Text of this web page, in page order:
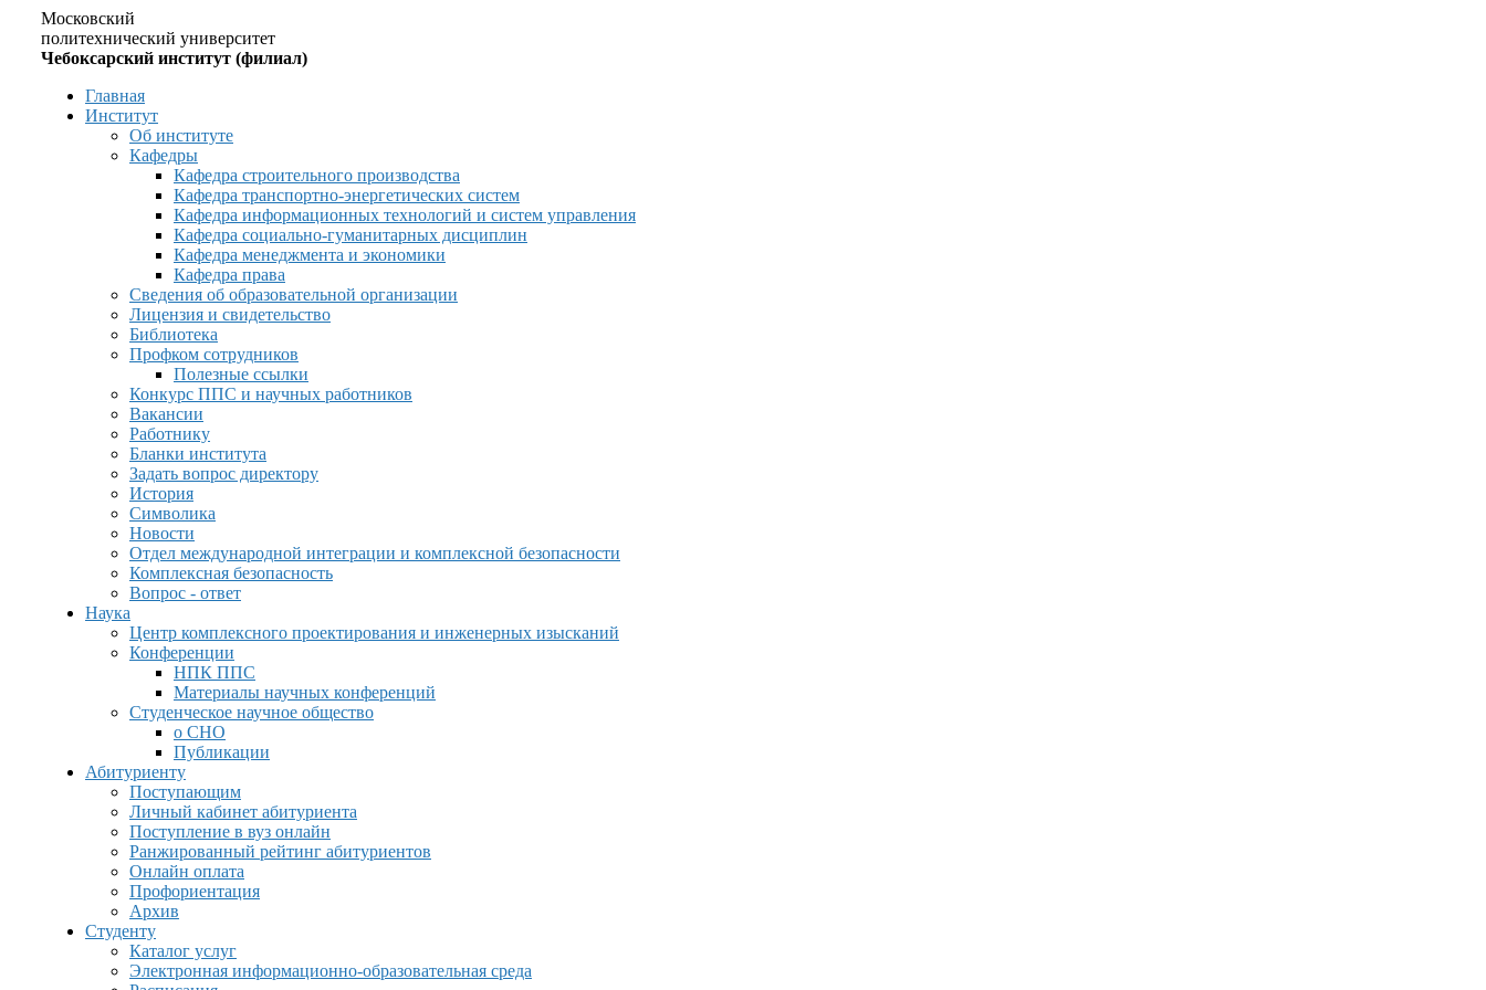
Московский
политехнический университет
Чебоксарский институт (филиал)
Главная
Институт
Об институте
Кафедры
Кафедра строительного производства
Кафедра транспортно-энергетических систем
Кафедра информационных технологий и систем управления
Кафедра социально-гуманитарных дисциплин
Кафедра менеджмента и экономики
Кафедра права
Сведения об образовательной организации
Лицензия и свидетельство
Библиотека
Профком сотрудников
Полезные ссылки
Конкурс ППС и научных работников
Вакансии
Работнику
Бланки института
Задать вопрос директору
История
Символика
Новости
Отдел международной интеграции и комплексной безопасности
Комплексная безопасность
Вопрос - ответ
Наука
Центр комплексного проектирования и инженерных изысканий
Конференции
НПК ППС
Материалы научных конференций
Студенческое научное общество
о СНО
Публикации
Абитуриенту
Поступающим
Личный кабинет абитуриента
Поступление в вуз онлайн
Ранжированный рейтинг абитуриентов
Онлайн оплата
Профориентация
Архив
Студенту
Каталог услуг
Электронная информационно-образовательная среда